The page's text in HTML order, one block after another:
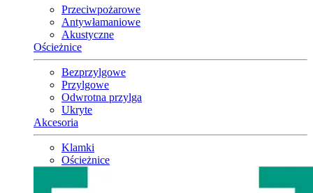
Przeciwpożarowe
Antywłamaniowe
Akustyczne
Ościeżnice
Bezprzylgowe
Przylgowe
Odwrotna przylga
Ukryte
Akcesoria
Klamki
Ościeżnice